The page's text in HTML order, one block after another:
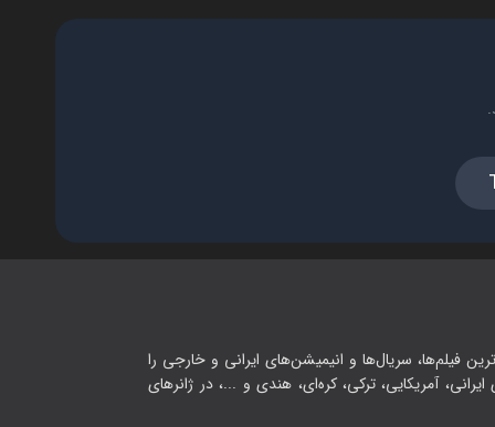
فیلم‌ها، سریال‌ها و انیمیشن‌های ایرانی و خارجی را
آمریکایی، ترکی، کره‌ای، هندی و ...، در ژانرهای